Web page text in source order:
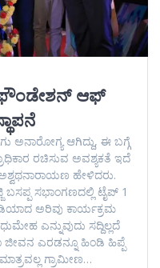
ಆಫ್
ಅನಾರೋಗ್ಯ ಆಗಿದ್ದು, ಈ ಬಗ್ಗೆ
ರಚಿಸುವ ಅವಶ್ಯಕತೆ ಇದೆ
ಹೇಳಿದರು.
ಸಭಾಂಗಣದಲ್ಲಿ ಟೈಪ್ 1
ಅರಿವು ಕಾರ್ಯಕ್ರಮ
ಎನ್ನುವುದು ಸದ್ದಿಲ್ಲದೆ
ಜೀವನ ಎರಡನ್ನೂ ಹಿಂಡಿ ಹಿಪ್ಪೆ
ಗ್ರಾಮೀಣ…